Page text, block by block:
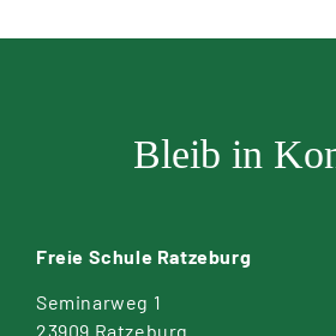
Bleib in
Freie Schule Ratzeburg
Seminarweg 1
23909 Ratzeburg